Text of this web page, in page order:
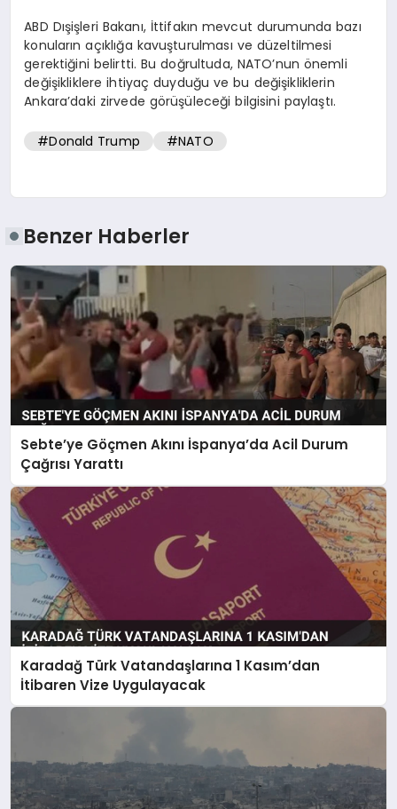
ABD Dışişleri Bakanı, İttifakın mevcut durumunda bazı
konuların açıklığa kavuşturulması ve düzeltilmesi
gerektiğini belirtti. Bu doğrultuda, NATO’nun önemli
değişikliklere ihtiyaç duyduğu ve bu değişikliklerin
Ankara’daki zirvede görüşüleceği bilgisini paylaştı.
#Donald Trump #NATO
Benzer Haberler
Sebte’ye Göçmen Akını İspanya’da Acil Durum
Çağrısı Yarattı
Karadağ Türk Vatandaşlarına 1 Kasım’dan
İtibaren Vize Uygulayacak